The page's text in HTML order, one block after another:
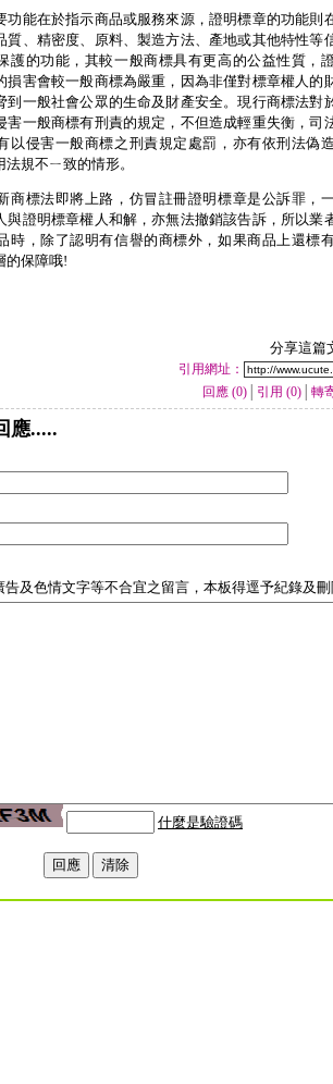
功能在於指示商品或服務來源，證明標章的功能則
質、精密度、原料、製造方法、產地或其他特性等
護的功能，其較一般商標具有更高的公益性質，
損害會較一般商標為嚴重，因為非僅對標章權人的
到一般社會公眾的生命及財產安全。現行商標法對
害一般商標有刑責的規定，不但造成輕重失衡，司
以侵害一般商標之刑責規定處罰，亦有依刑法偽
規不ㄧ致的情形。
商標法即將上路，仿冒註冊證明標章是公訴罪，
與證明標章權人和解，亦無法撤銷該告訴，所以業
時，除了認明有信譽的商標外，如果商品上還標
的保障哦!
分享這篇
引用網址：
回應 (0)
引用 (0) 轉
應.....
告及色情文字等不合宜之留言，本板得逕予紀錄及刪
什麼是驗證碼